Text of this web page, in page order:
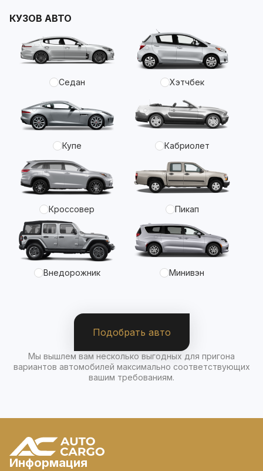
КУЗОВ АВТО
Седан Хэтчбек
Купе Кабриолет
Кроссовер Пикап
Внедорожник Минивэн
Подобрать авто
Мы вышлем вам несколько выгодных для пригона
вариантов автомобилей максимально соответствующих
вашим требованиям.
Информация